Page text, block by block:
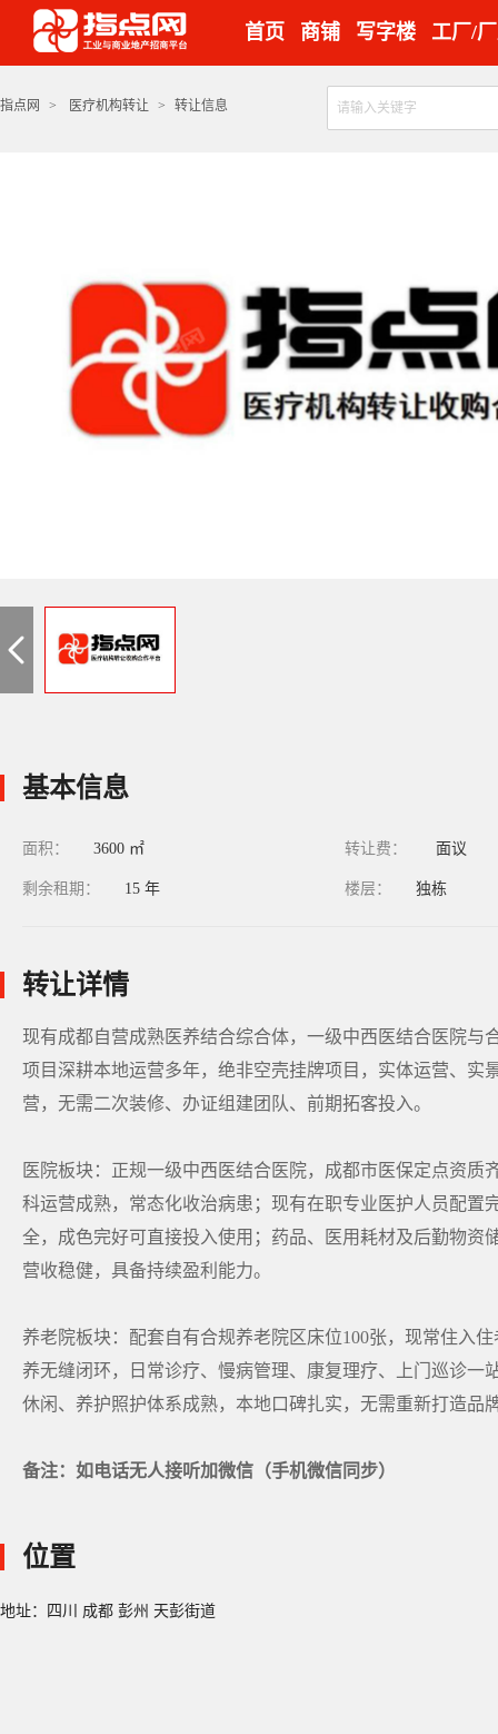
首页 商铺 写字楼 工厂/
指点网 > 医疗机构转让 > 转让信息
基本信息
面积： 3600 ㎡ 转让费： 面议
剩余租期： 15 年 楼层： 独栋
转让详情
现有成都自营成熟医养结合综合体，一级中西医结合医院与
项目深耕本地运营多年，绝非空壳挂牌项目，实体运营、
营，无需二次装修、办证组建团队、前期拓客投入。
医院板块：正规一级中西医结合医院，成都市医保定点资
科运营成熟，常态化收治病患；现有在职专业医护人员配
全，成色完好可直接投入使用；药品、医用耗材及后勤物
营收稳健，具备持续盈利能力。
养老院板块：配套自有合规养老院区床位100张，现常住入
养无缝闭环，日常诊疗、慢病管理、康复理疗、上门巡诊
休闲、养护照护体系成熟，本地口碑扎实，无需重新打造品
备注：如电话无人接听加微信（手机微信同步）
位置
地址：四川 成都 彭州 天彭街道